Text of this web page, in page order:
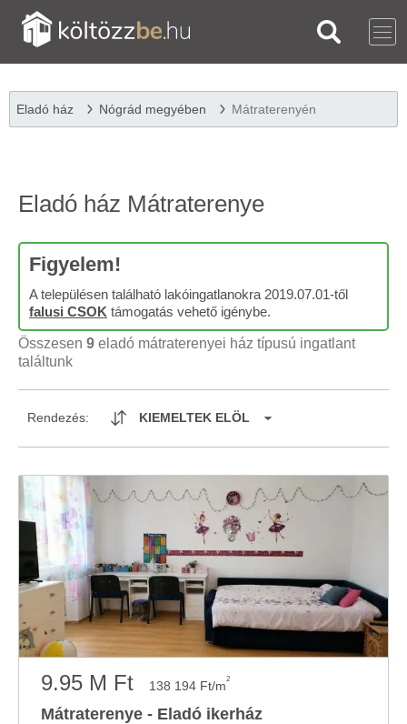
Eladó ház Nógrád megyében Mátraterenyén
Eladó ház Mátraterenye
Figyelem!
A településen található lakóingatlanokra 2019.07.01-től
falusi CSOK támogatás vehető igénybe.
Összesen 9 eladó mátraterenyei ház típusú ingatlant
találtunk
Rendezés: KIEMELTEK ELÖL
9.95 M Ft 138 194 Ft/m2
Mátraterenye - Eladó ikerház